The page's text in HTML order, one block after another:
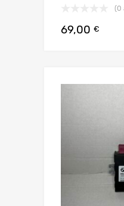
(0
69,00 €